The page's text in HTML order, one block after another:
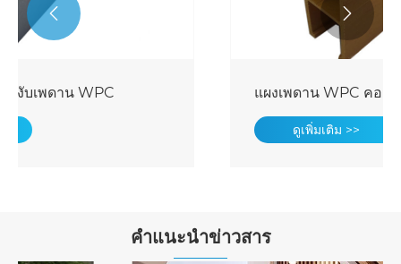
แผงเพดาน WPC คอมโพสิตไม้
 
คำแนะนำข่าวสาร